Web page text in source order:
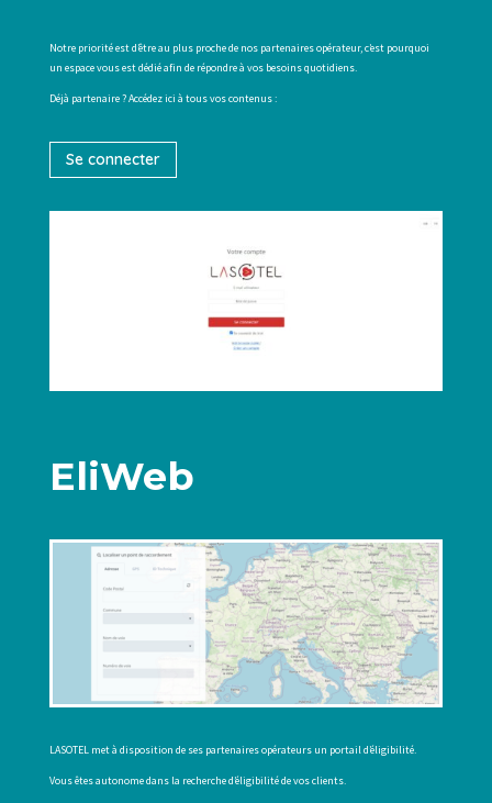
Notre priorité est d’être au plus proche de nos partenaires opérateur, c’est pourquoi
un espace vous est dédié afin de répondre à vos besoins quotidiens.
Déjà partenaire ? Accédez ici à tous vos contenus :
Se connecter
EliWeb
LASOTEL met à disposition de ses partenaires opérateurs un portail d’éligibilité.
Vous êtes autonome dans la recherche d’éligibilité de vos clients.